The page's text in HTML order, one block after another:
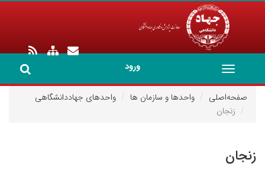
ورود
Toggle
navigation
صفحه‌اصلی
واحدها و سازمان ها
واحدهای جهاددانشگاهی
زنجان
زنجان